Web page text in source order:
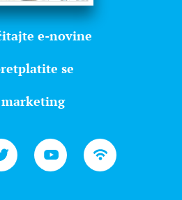
e-novine
se
marketing